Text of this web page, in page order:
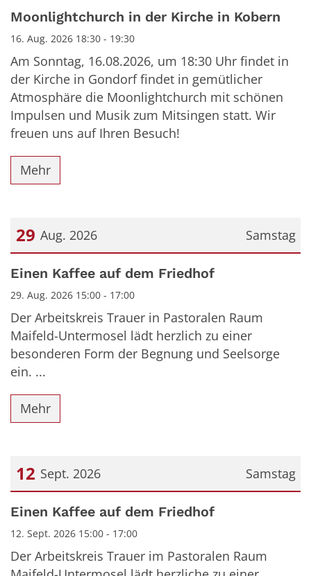
Datum: 16. August 2026
Moonlightchurch in der Kirche in Kobern
16. Aug. 2026 18:30 - 19:30
Am Sonntag, 16.08.2026, um 18:30 Uhr findet in
der Kirche in Gondorf findet in gemütlicher
Atmosphäre die Moonlightchurch mit schönen
Impulsen und Musik zum Mitsingen statt. Wir
freuen uns auf Ihren Besuch!
Mehr
Samstag
29 Aug. 2026
Datum: 29. August 2026
Einen Kaffee auf dem Friedhof
29. Aug. 2026 15:00 - 17:00
Der Arbeitskreis Trauer in Pastoralen Raum
Maifeld-Untermosel lädt herzlich zu einer
besonderen Form der Begnung und Seelsorge
ein. ...
Mehr
Samstag
12 Sept. 2026
Datum: 12. September 2026
Einen Kaffee auf dem Friedhof
12. Sept. 2026 15:00 - 17:00
Der Arbeitskreis Trauer im Pastoralen Raum